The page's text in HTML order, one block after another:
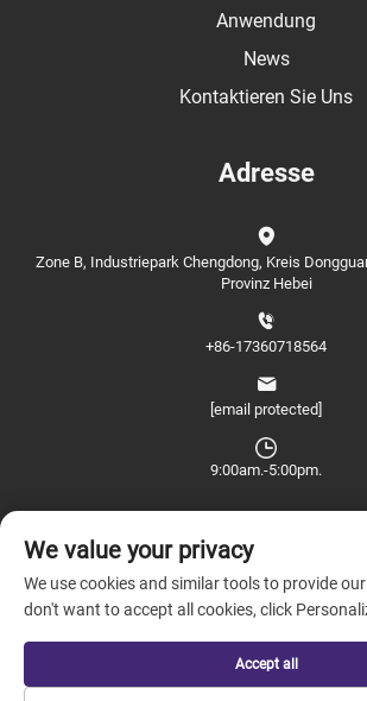
Anwendung
News
Kontaktieren Sie Uns
Adresse
Zone B, Industriepark Chengdong, Kreis
Provinz Hebei
+86-17360718564
[email protected]
9:00am.-5:00pm.
Rechte vorbehalten. -
We value your privacy
We use cookies and similar tools to provide
don't want to accept all cookies, click
Accept all